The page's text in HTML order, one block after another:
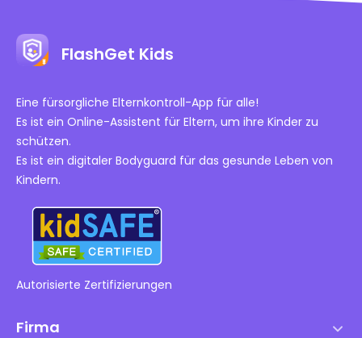
FlashGet Kids
Eine fürsorgliche Elternkontroll-App für alle!
Es ist ein Online-Assistent für Eltern, um ihre Kinder zu
schützen.
Es ist ein digitaler Bodyguard für das gesunde Leben von
Kindern.
Autorisierte Zertifizierungen
Firma